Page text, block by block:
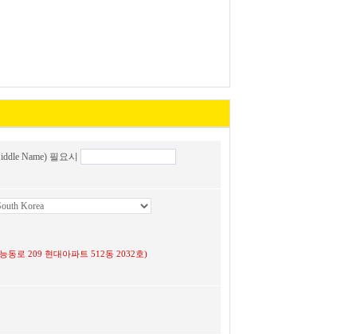
Name) 필요시
동로 209 현대아파트 512동 2032호)